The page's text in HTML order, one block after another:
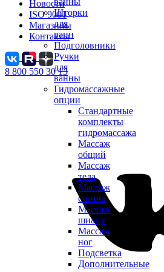
Шторки
для
ванн
Подголовники
Ручки
для
ванны
Гидромассажные
опции
Стандартные
комплекты
гидромассажа
Массаж
общий
Массаж
тела
Массаж
спины
Массаж
шиацу
Массаж
ног
Подсветка
Дополнительные
Новости
ISO 9001
Магазины
Контакты
8 800 550 30 13